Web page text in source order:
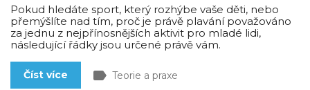
Pokud hledáte sport, který rozhýbe vaše děti, nebo
přemýšlíte nad tím, proč je právě plavání považováno
za jednu z nejpřínosnějších aktivit pro mladé lidi,
následující řádky jsou určené právě vám.
Číst více label Teorie a praxe